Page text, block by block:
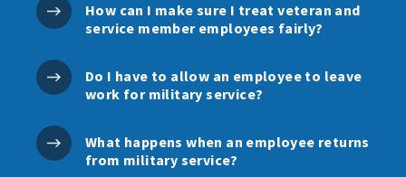
How can I make sure I treat veteran and
service member employees fairly?
Do I have to allow an employee to leave
work for military service?
What happens when an employee returns
from military service?